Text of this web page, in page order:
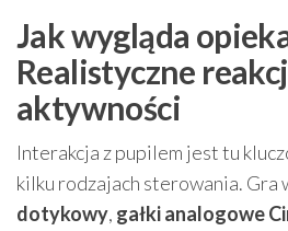
Jak wygląda
Realistyczne
aktywności
Interakcja z pupilem jest tu
kilku rodzajach sterowania. Gra
dotykowy, gałki analogowe